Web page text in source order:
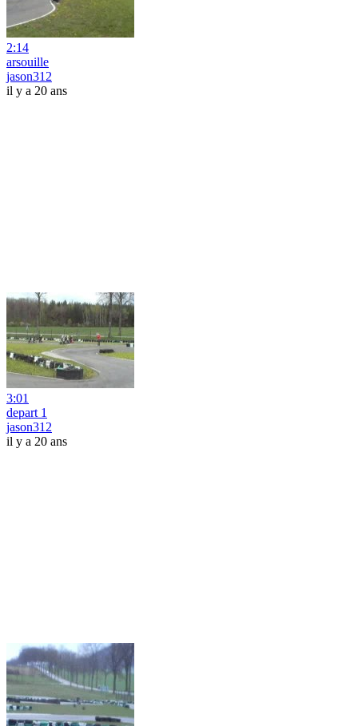
2:14
arsouille
jason312
il y a 20 ans
3:01
depart 1
jason312
il y a 20 ans